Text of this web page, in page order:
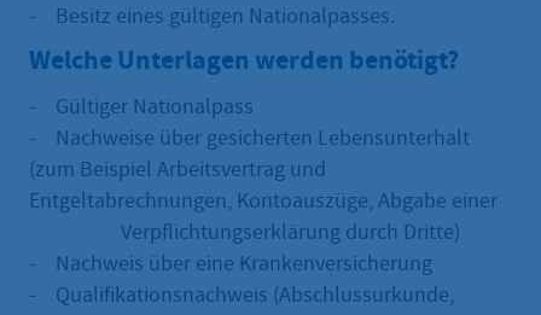
- Besitz eines gültigen Nationalpasses.
Welche Unterlagen werden benötigt?
- Gültiger Nationalpass
- Nachweise über gesicherten Lebensunterhalt
(zum Beispiel Arbeitsvertrag und
Entgeltabrechnungen, Kontoauszüge, Abgabe einer
Verpflichtungserklärung durch Dritte)
- Nachweis über eine Krankenversicherung
- Qualifikationsnachweis (Abschlussurkunde,